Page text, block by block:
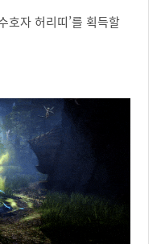
호자 허리띠’를 획득할